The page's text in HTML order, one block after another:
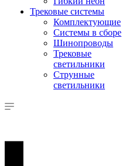
Трековые системы
Комплектующие
Системы в сборе
Шинопроводы
Трековые
светильники
Струнные
светильники